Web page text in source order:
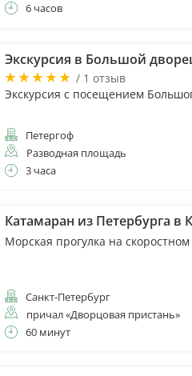
6 часов
Экскурсия в Большой
/ 1 отзыв
Экскурсия с посещением
Петергоф
Разводная площадь
3 часа
Катамаран из Петербурга в
Морская прогулка на
Санкт-Петербург
причал «Дворцовая пристань»
60 минут